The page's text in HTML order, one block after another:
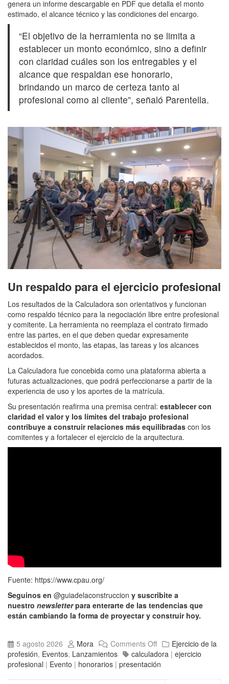
genera un informe descargable en PDF que detalla el monto
estimado, el alcance técnico y las condiciones del encargo.
“El objetivo de la herramienta no se limita a
establecer un monto económico, sino a definir
con claridad cuáles son los entregables y el
alcance que respaldan ese honorario,
brindando un marco de certeza tanto al
profesional como al cliente”, señaló Parentella.
Un respaldo para el ejercicio profesional
Los resultados de la Calculadora son orientativos y funcionan
como respaldo técnico para la negociación libre entre profesional
y comitente. La herramienta no reemplaza el contrato firmado
entre las partes, en el que deben quedar expresamente
establecidos el monto, las etapas, las tareas y los alcances
acordados.
La Calculadora fue concebida como una plataforma abierta a
futuras actualizaciones, que podrá perfeccionarse a partir de la
experiencia de uso y los aportes de la matrícula.
Su presentación reafirma una premisa central: establecer con
claridad el valor y los límites del trabajo profesional
contribuye a construir relaciones más equilibradas con los
comitentes y a fortalecer el ejercicio de la arquitectura.
Fuente: https://www.cpau.org/
Seguinos en @guiadelaconstruccion y suscribite a
nuestro newsletterpara enterarte de las tendencias que
están cambiando la forma de proyectar y construir hoy.
5 agosto 2026 Mora Comments Off
Ejercicio de la
profesión, Eventos, Lanzamientos calculadora | ejercicio
profesional | Evento | honorarios | presentación